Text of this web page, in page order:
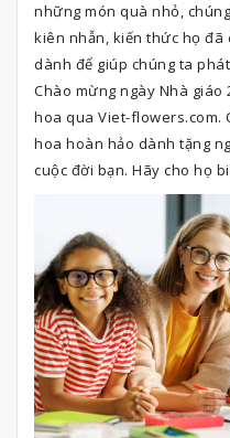
những món quà nhỏ,
kiên nhẫn, kiến ​​thức họ đã
dành để giúp chúng ta
Chào mừng ngày Nhà giáo
hoa qua Viet-flowers.com.
hoa hoàn hảo dành tặng
cuộc đời bạn. Hãy cho họ